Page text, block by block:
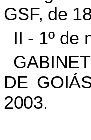
GSF, de
II - 1º de
DE
2003.